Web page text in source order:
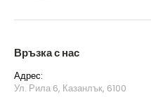
Връзка с нас
Адрес:
Ул. Рила 6, Казанлък, 6100